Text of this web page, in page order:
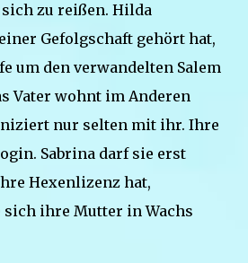
zu reißen. Hilda
Gefolgschaft gehört hat,
um den verwandelten Salem
Vater wohnt im Anderen
nur selten mit ihr. Ihre
Sabrina darf sie erst
Hexenlizenz hat,
ihre Mutter in Wachs